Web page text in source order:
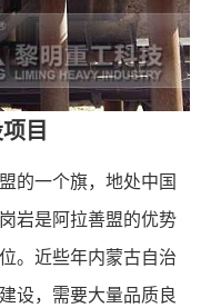
目
的一个旗，地处中国
岩是阿拉善盟的优势
。近些年内蒙古自治
设，需要大量品质良